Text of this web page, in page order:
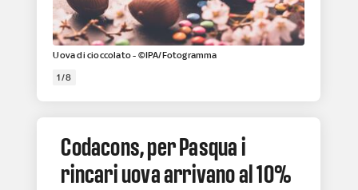
Uova di cioccolato - ©IPA/Fotogramma
1/8
Codacons, per Pasqua i
rincari uova arrivano al 10%